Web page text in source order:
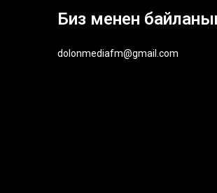
Биз менен
dolonmediafm@gmail.com